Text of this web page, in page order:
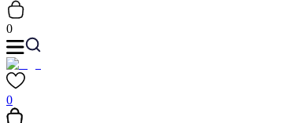
0
0